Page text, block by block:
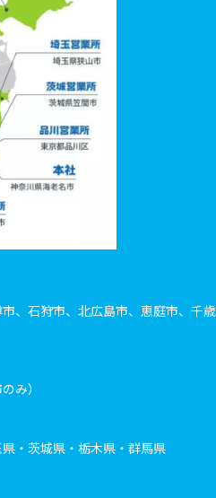
、石狩市、北広島市、恵庭市、千歳
み）
・茨城県・栃木県・群馬県